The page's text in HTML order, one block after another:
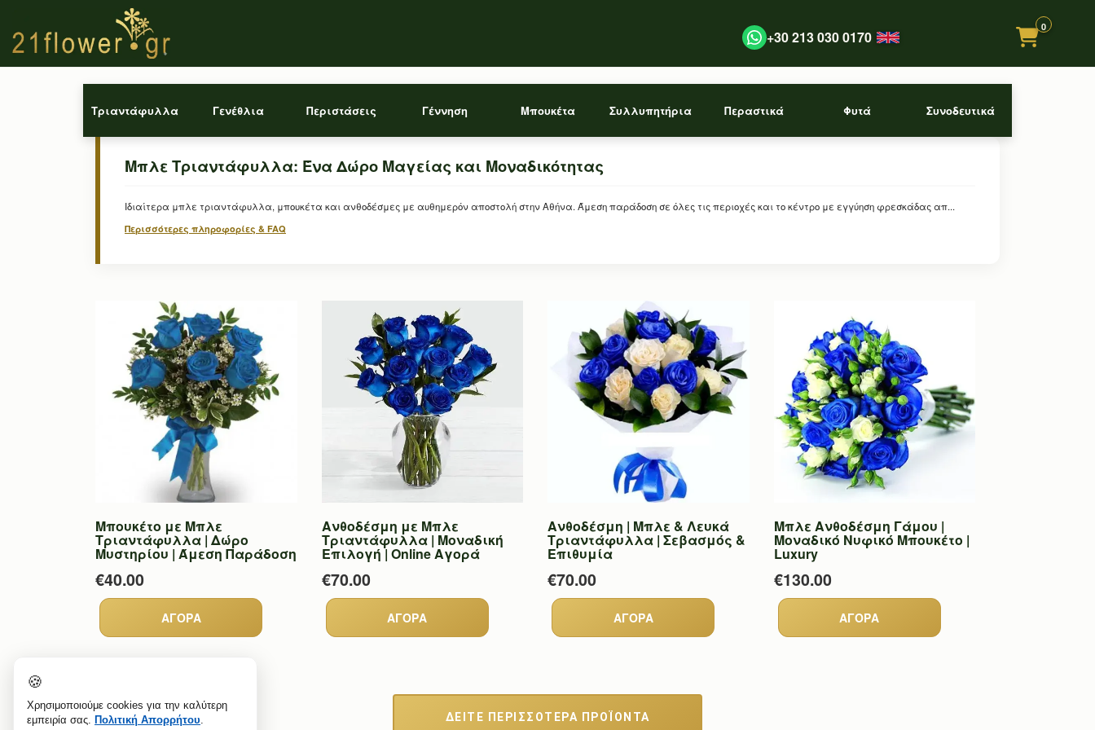
+30 213 030 0170
0
Τριαντάφυλλα Γενέθλια Περιστάσεις Γέννηση Μπουκέτα Συλλυπητήρια Περαστικά Φυτά Συνοδευτικά
Μπλε Τριαντάφυλλα: Ένα Δώρο Μαγείας και Μοναδικότητας
Ιδιαίτερα μπλε τριαντάφυλλα, μπουκέτα και ανθοδέσμες με αυθημερόν αποστολή στην Αθήνα. Άμεση παράδοση σε όλες τις περιοχές και το κέντρο με εγγύηση φρεσκάδας απ...
Περισσότερες πληροφορίες & FAQ
Μπουκέτο με Μπλε
Τριαντάφυλλα | Δώρο
Μυστηρίου | Άμεση Παράδοση
€40.00
Ανθοδέσμη με Μπλε
Τριαντάφυλλα | Μοναδική
Επιλογή | Online Αγορά
€70.00
Ανθοδέσμη | Μπλε & Λευκά
Τριαντάφυλλα | Σεβασμός &
Επιθυμία
€70.00
Μπλε Ανθοδέσμη Γάμου |
Μοναδικό Νυφικό Μπουκέτο |
Luxury
€130.00
ΔΕΙΤΕ ΠΕΡΙΣΣΟΤΕΡΑ ΠΡΟΪΟΝΤΑ
🍪
Χρησιμοποιούμε cookies για την καλύτερη
εμπειρία σας. Πολιτική Απορρήτου.